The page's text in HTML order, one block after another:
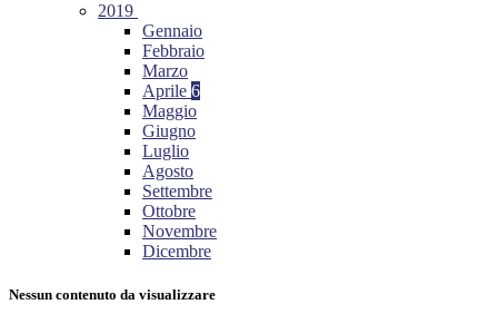
2019
Gennaio
Febbraio
Marzo
Aprile 6
Maggio
Giugno
Luglio
Agosto
Settembre
Ottobre
Novembre
Dicembre
Nessun contenuto da visualizzare